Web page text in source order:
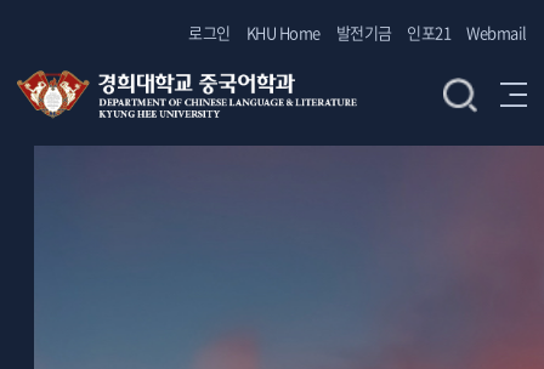
로그인 KHU Home 발전기금 인포21 Webmail